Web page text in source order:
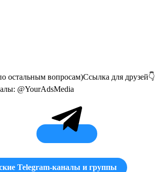
остальным вопросам)Ссылка для друзей👇
@YourAdsMedia
Telegram-каналы и группы